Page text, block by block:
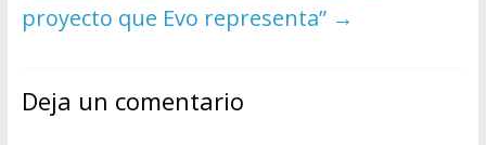
proyecto que Evo representa” →
Deja un comentario